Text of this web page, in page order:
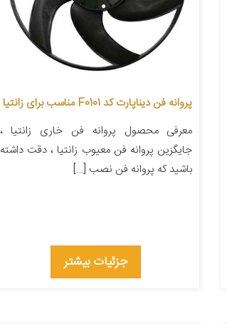
پروانه فن دیناپارت کد F0101 مناسب برای زانتیا
معرفی محصول پروانه فن خاری زانتیا ،
جایگزین پروانه فن معیوب زانتیا ، دقت داشته
باشید که پروانه فن نصب […]
جزئیات بیشتر